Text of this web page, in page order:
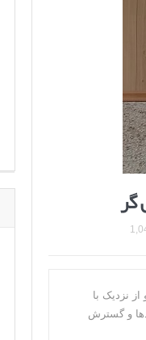
گر
و از نزدیک با
و گسترش